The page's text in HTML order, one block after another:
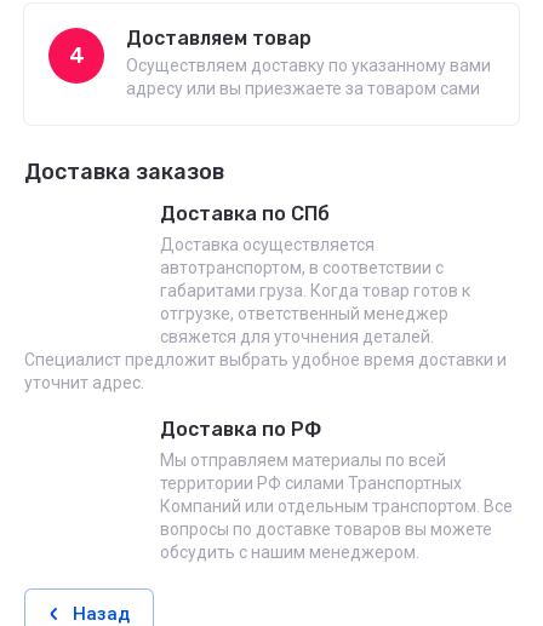
4
Доставляем товар
Осуществляем доставку по указанному вами
адресу или вы приезжаете за товаром сами
Доставка заказов
Доставка по СПб
Доставка осуществляется
автотранспортом, в соответствии с
габаритами груза. Когда товар готов к
отгрузке, ответственный менеджер
свяжется для уточнения деталей.
Специалист предложит выбрать удобное время доставки и
уточнит адрес.
Доставка по РФ
Мы отправляем материалы по всей
территории РФ силами Транспортных
Компаний или отдельным транспортом. Все
вопросы по доставке товаров вы можете
обсудить с нашим менеджером.
Назад